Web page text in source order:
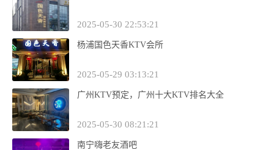
2025-05-30 22:53:21
杨浦国色天香KTV会所
2025-05-29 03:13:21
广州KTV预定，广州十大KTV排名大全
2025-05-30 08:21:21
南宁嗨老友酒吧